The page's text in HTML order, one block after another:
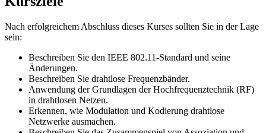
Nach erfolgreichem Abschluss dieses Kurses sollten Sie in der Lage
sein:
Beschreiben Sie den IEEE 802.11-Standard und seine
Änderungen.
Beschreiben Sie drahtlose Frequenzbänder.
Anwendung der Grundlagen der Hochfrequenztechnik (RF)
in drahtlosen Netzen.
Erkennen, wie Modulation und Kodierung drahtlose
Netzwerke ausmachen.